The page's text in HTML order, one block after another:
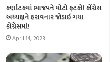
કર્ણાટકમાં ભાજપને મોટો ફટકો! કોંગ્રેસ
અધ્યક્ષને હરાવનાર જોડાઇ ગયા
કોંગ્રેસમાં!
April 14, 2023